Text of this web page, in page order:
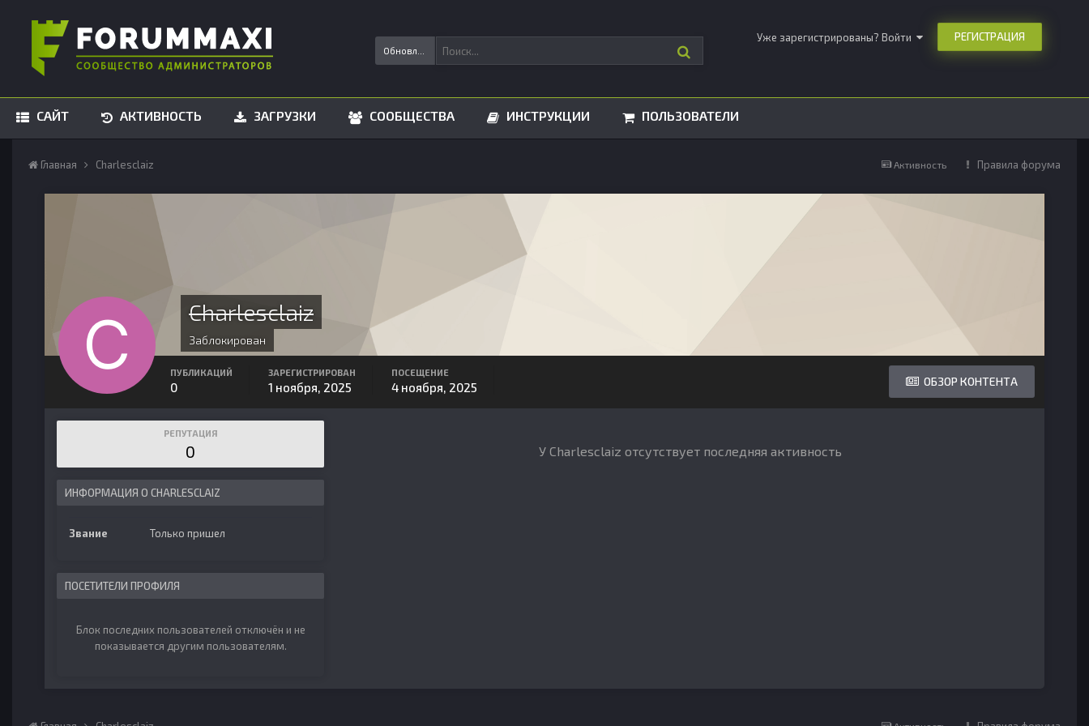
Уже зарегистрированы? Войти РЕГИСТРАЦИЯ
САЙТ АКТИВНОСТЬ ЗАГРУЗКИ СООБЩЕСТВА ИНСТРУКЦИИ ПОЛЬЗОВАТЕЛИ
Активность Правила форума
Главная Charlesclaiz
Charlesclaiz
Заблокирован
ОБЗОР КОНТЕНТА
ПУБЛИКАЦИЙ
0
ЗАРЕГИСТРИРОВАН
1 ноября, 2025
ПОСЕЩЕНИЕ
4 ноября, 2025
РЕПУТАЦИЯ
0
ИНФОРМАЦИЯ О CHARLESCLAIZ
Звание Только пришел
ПОСЕТИТЕЛИ ПРОФИЛЯ
Блок последних пользователей отключён и не
показывается другим пользователям.
У Charlesclaiz отсутствует последняя активность